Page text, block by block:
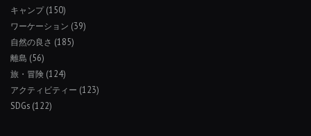
キャンプ(150)
ワーケーション (39)
自然の良さ (185)
離島 (56)
旅・冒険 (124)
アクティビティー (123)
SDGs (122)